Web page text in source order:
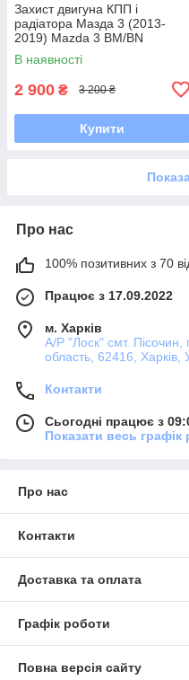
Захист двигуна КПП і
радіатора Мазда 3 (2013-
2019) Mazda 3 BM/BN
В наявності
2 900 ₴ 3 200 ₴
Купити
Про нас
100% позитивних з 70
Працює з 17.09.2022
м. Харків
А/Р "Лоск" смт.
область, 62416, Харків,
Контакти
Сьогодні працює з
Показати весь графік
Про нас
Контакти
Доставка та оплата
Графік роботи
Повна версія сайту